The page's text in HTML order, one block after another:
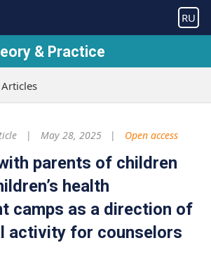
RU
& Practice
Articles
May 28, 2025 Open access
parents of children
health
camps as a direction of
activity for counselors